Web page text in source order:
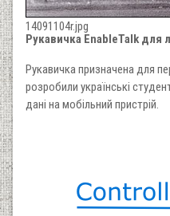
14091104r.jpg
Рукавичка EnableTalk
Рукавичка призначена для
розробили українські
дані на мобільний пристрій.